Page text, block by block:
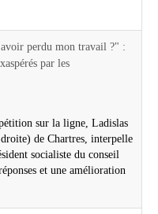
perdu mon travail ?" :
par les
sur la ligne, Ladislas
de Chartres, interpelle
socialiste du conseil
et une amélioration